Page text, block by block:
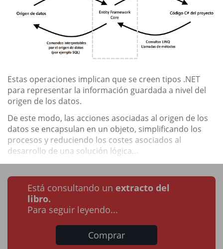
Estas operaciones implican que se creen tipos .NET
para representar la información guardada a nivel del
origen de los datos.
De este modo, las acciones asociadas al origen de los
datos se encapsulan en un objeto, simplificando los
procesos y reduciendo los costes asociados al
desarrollo de una solución lógica...
Está consultando un extracto del
libro.
Para seguir leyendo...
Comprar